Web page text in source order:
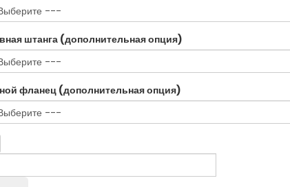
штанга (дополнительная опция)
фланец (дополнительная опция)